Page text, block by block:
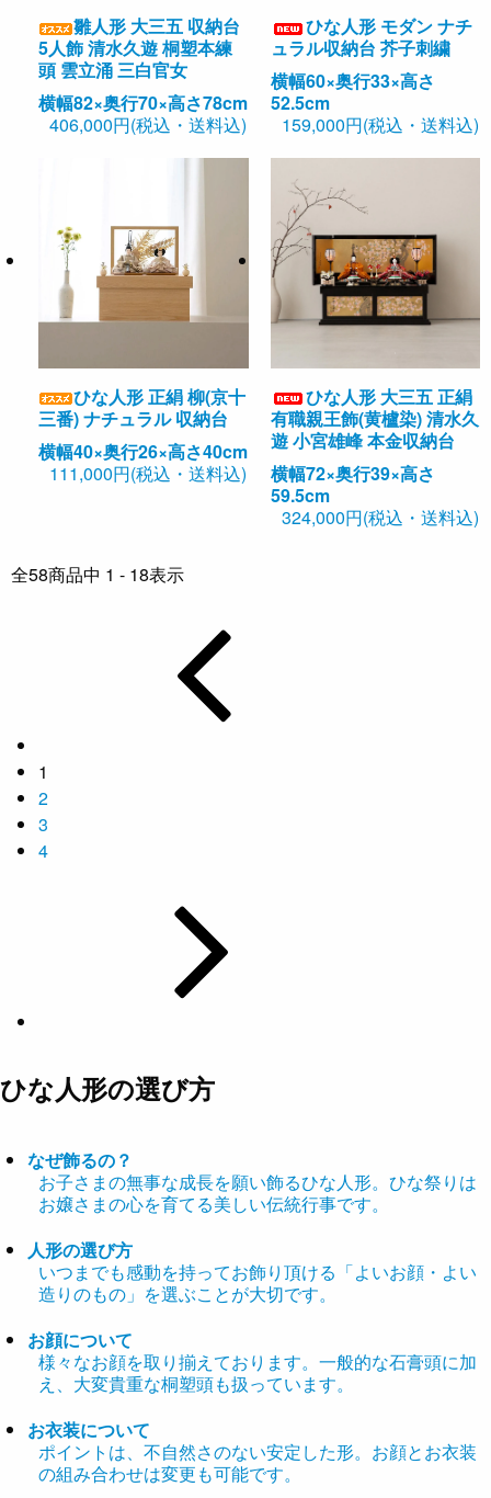
雛人形 大三五 収納台
5人飾 清水久遊 桐塑本練
頭 雲立涌 三白官女
横幅82×奥行70×高さ78cm
406,000円(税込・送料込)
ひな人形 モダン ナチ
ュラル収納台 芥子刺繍
横幅60×奥行33×高さ
52.5cm
159,000円(税込・送料込)
ひな人形 正絹 柳(京十
三番) ナチュラル 収納台
横幅40×奥行26×高さ40cm
111,000円(税込・送料込)
ひな人形 大三五 正絹
有職親王飾(黄櫨染) 清水久
遊 小宮雄峰 本金収納台
横幅72×奥行39×高さ
59.5cm
324,000円(税込・送料込)
全58商品中 1 - 18表示
1
2
3
4
ひな人形の選び方
なぜ飾るの？
お子さまの無事な成長を願い飾るひな人形。ひな祭りは
お嬢さまの心を育てる美しい伝統行事です。
人形の選び方
いつまでも感動を持ってお飾り頂ける「よいお顔・よい
造りのもの」を選ぶことが大切です。
お顔について
様々なお顔を取り揃えております。一般的な石膏頭に加
え、大変貴重な桐塑頭も扱っています。
お衣装について
ポイントは、不自然さのない安定した形。お顔とお衣装
の組み合わせは変更も可能です。